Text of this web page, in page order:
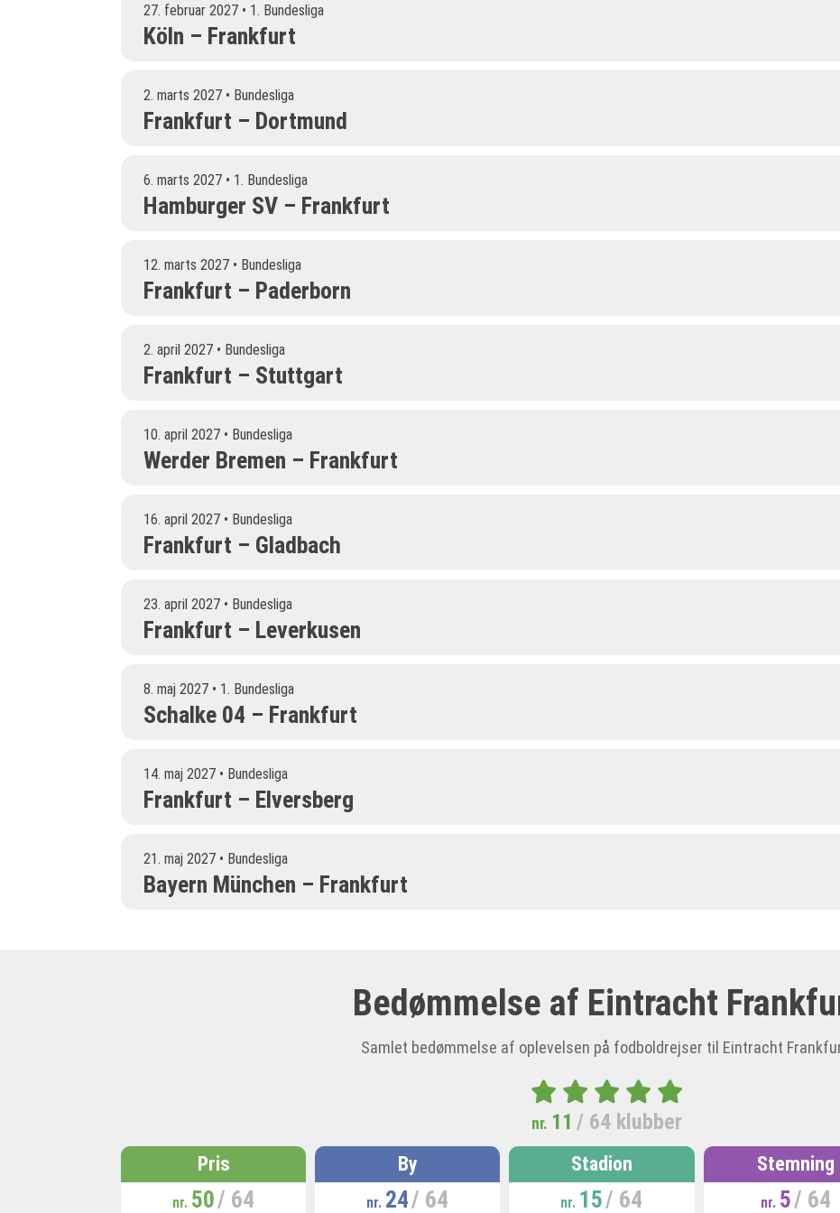
27. februar 2027 • 1. Bundesliga
Köln – Frankfurt
2. marts 2027 • Bundesliga
Frankfurt – Dortmund
6. marts 2027 • 1. Bundesliga
Hamburger SV – Frankfurt
12. marts 2027 • Bundesliga
Frankfurt – Paderborn
2. april 2027 • Bundesliga
Frankfurt – Stuttgart
10. april 2027 • Bundesliga
Werder Bremen – Frankfurt
16. april 2027 • Bundesliga
Frankfurt – Gladbach
23. april 2027 • Bundesliga
Frankfurt – Leverkusen
8. maj 2027 • 1. Bundesliga
Schalke 04 – Frankfurt
14. maj 2027 • Bundesliga
Frankfurt – Elversberg
21. maj 2027 • Bundesliga
Bayern München – Frankfurt
Bedømmelse af Eintracht
Samlet bedømmelse af oplevelsen på fodboldrejser til Eintracht
nr. 11 / 64 klubber
Pris
nr. 50/ 64
By
nr. 24/ 64
Stadion
nr. 15/ 64
Stemning
nr. 5/ 64